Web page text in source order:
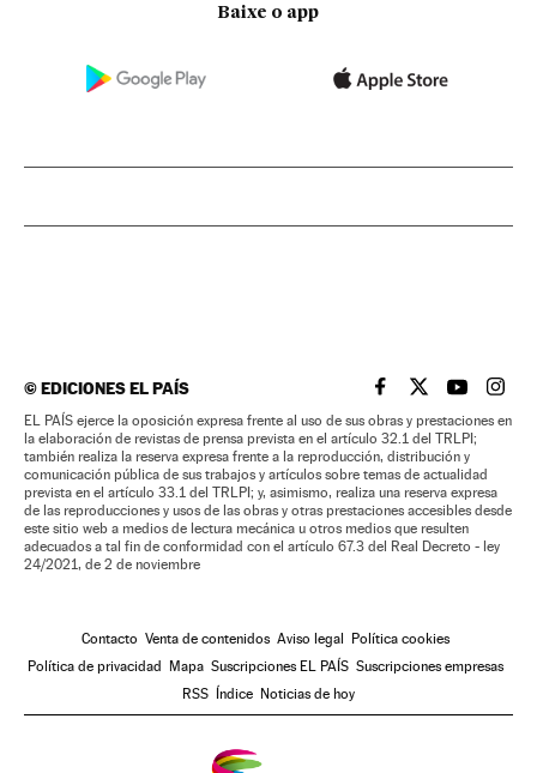
Baixe o app
©EDICIONES EL PAÍS EL PAÍS BRASIL EN
EL PAÍSEL PAÍS
EL
EL PAÍS ejerce la oposición expresa frente al uso de sus obras y prestaciones en
la elaboración de revistas de prensa prevista en el artículo 32.1 del TRLPI;
también realiza la reserva expresa frente a la reproducción, distribución y
comunicación pública de sus trabajos y artículos sobre temas de actualidad
prevista en el artículo 33.1 del TRLPI; y, asimismo, realiza una reserva expresa
de las reproducciones y usos de las obras y otras prestaciones accesibles desde
este sitio web a medios de lectura mecánica u otros medios que resulten
adecuados a tal fin de conformidad con el artículo 67.3 del Real Decreto - ley
24/2021, de 2 de noviembre
Contacto Venta de contenidos Aviso legal
Política cookies
Política de privacidad
Mapa Suscripciones EL PAÍS Suscripciones empresas
RSS
Índice Noticias de hoy